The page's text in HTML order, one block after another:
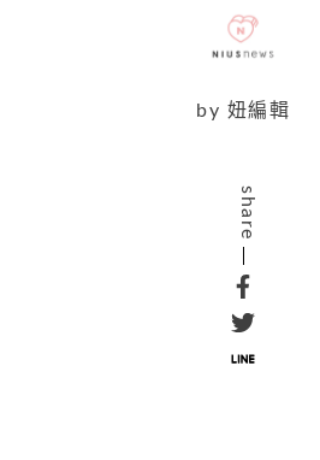
by 妞編輯
share